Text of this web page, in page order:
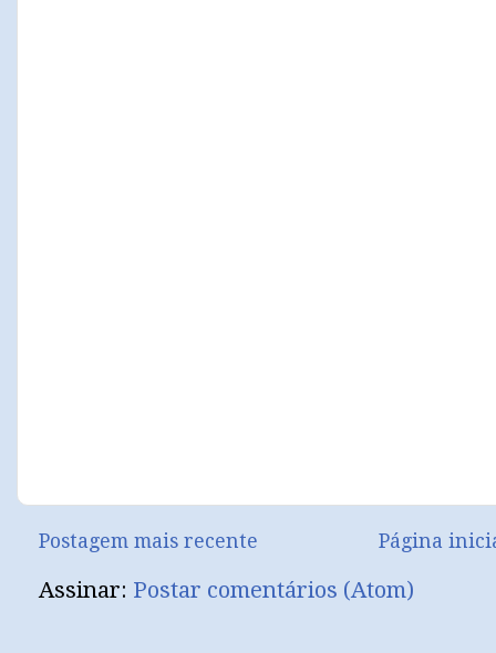
Postagem mais recente Página
Assinar: Postar comentários (Atom)